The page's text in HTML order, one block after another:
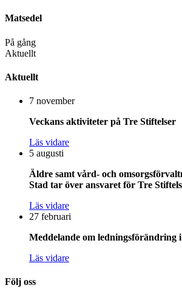
Matsedel
På gång
Aktuellt
Aktuellt
7 november
Veckans aktiviteter på Tre Stiftelser
Läs vidare
5 augusti
Äldre samt vård- och
Stad tar över ansvaret för Tre
Läs vidare
27 februari
Meddelande om ledningsförändring
Läs vidare
Följ oss